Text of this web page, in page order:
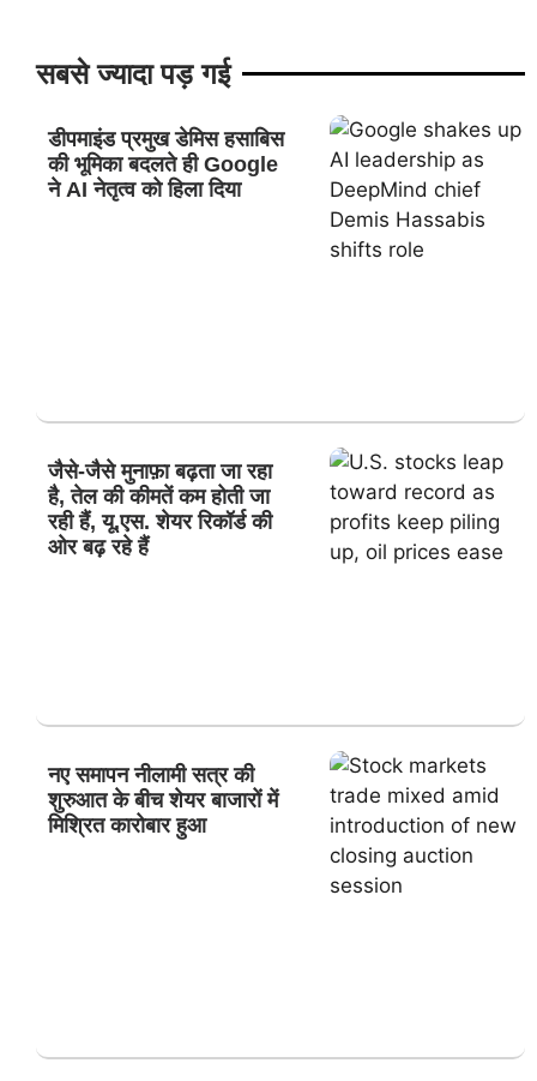
सबसे ज्यादा पड़ गई
डीपमाइंड प्रमुख डेमिस हसाबिस
की भूमिका बदलते ही Google
ने AI नेतृत्व को हिला दिया
जैसे-जैसे मुनाफ़ा बढ़ता जा रहा
है, तेल की कीमतें कम होती जा
रही हैं, यू.एस. शेयर रिकॉर्ड की
ओर बढ़ रहे हैं
नए समापन नीलामी सत्र की
शुरुआत के बीच शेयर बाजारों में
मिश्रित कारोबार हुआ